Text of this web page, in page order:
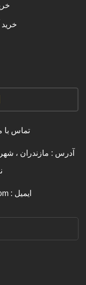
خرید
تماس با مدیریت
آدرس : مازندران ،
ایمیل : info [@] amlak-navan.com